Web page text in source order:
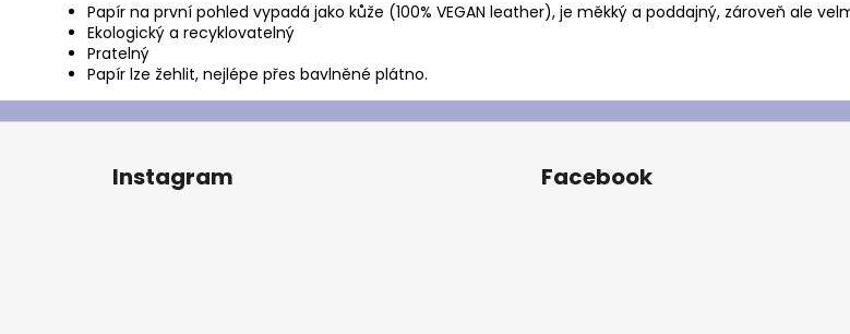
Papír na první pohled vypadá jako kůže (100% VEGAN leather), je měkký a poddajný, zároveň ale
Ekologický a recyklovatelný
Pratelný
Papír lze žehlit, nejlépe přes bavlněné plátno.
Z
Instagram Facebook